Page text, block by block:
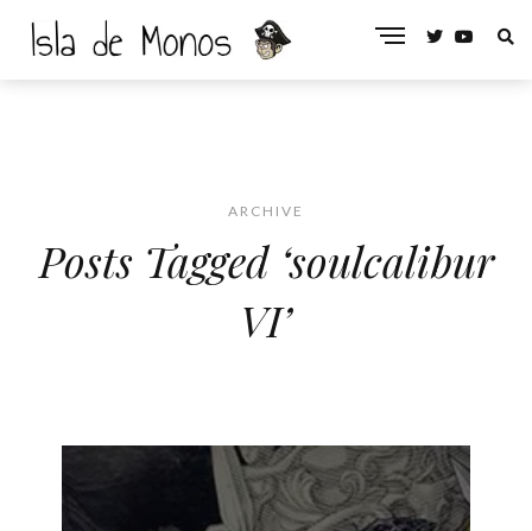
ARCHIVE
Posts Tagged ‘soulcalibur
VI’